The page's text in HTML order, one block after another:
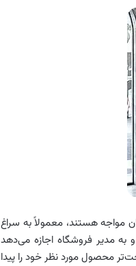
مواجه هستند، معمولاً به سراغ
به مدیر فروشگاه اجازه می‌دهد
محصول مورد نظر خود را پیدا